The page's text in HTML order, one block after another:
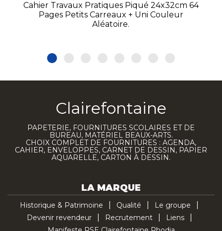
Cahier Travaux Pratiques Piqué 24x32cm 64
Pages Petits Carreaux + Uni Couleur
Aléatoire.
Clairefontaine
PAPETERIE, FOURNITURES SCOLAIRES ET DE
BUREAU, MATÉRIEL BEAUX-ARTS.
CHOIX COMPLET DE FOURNITURES : AGENDA,
CAHIER, ENVELOPPES, CARNET DE DESSIN, PAPIER
AQUARELLE, CARTON À DESSIN.
LA MARQUE
Historique & Patrimoine Qualité
Le groupe
Devenir revendeur
Recrutement
Liens